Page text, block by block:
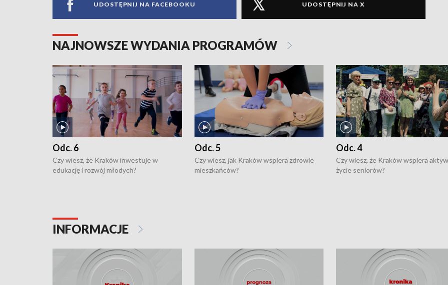
UDOSTĘPNIJ NA FACEBOOKU UDOSTĘPNIJ NA X
NAJNOWSZE WYDANIA PROGRAMÓW
Odc. 6
Czy wiesz, że Kraków inwestuje w
edukację i rozwój młodych?
Odc. 5
Czy wiesz, jak Kraków wspiera zdrowie
mieszkańców?
Odc. 4
Czy wiesz, że Kraków wspiera
życie seniorów?
INFORMACJE